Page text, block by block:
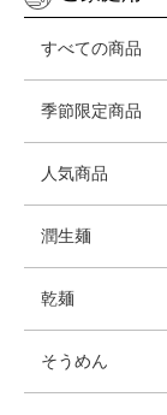
すべての商品
季節限定商品
人気商品
潤生麺
乾麺
そうめん